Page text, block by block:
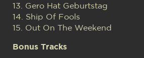
13. Gero Hat Geburtstag
14. Ship Of Fools
15. Out On The Weekend
Bonus Tracks